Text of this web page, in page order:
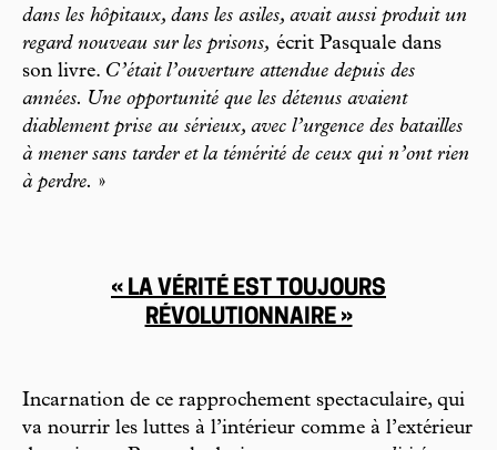
dans les hôpitaux, dans les asiles, avait aussi produit un
regard nouveau sur les prisons, écrit Pasquale dans
son livre. C’était l’ouverture attendue depuis des
années. Une opportunité que les détenus avaient
diablement prise au sérieux, avec l’urgence des batailles
à mener sans tarder et la témérité de ceux qui n’ont rien
à perdre. »
« LA VÉRITÉ EST TOUJOURS
RÉVOLUTIONNAIRE »
Incarnation de ce rapprochement spectaculaire, qui
va nourrir les luttes à l’intérieur comme à l’extérieur